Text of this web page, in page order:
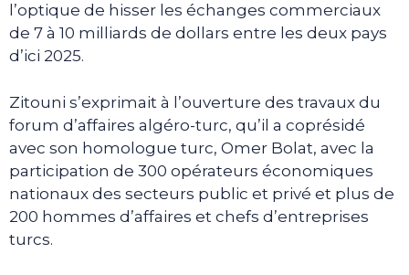
l’optique de hisser les échanges commerciaux
de 7 à 10 milliards de dollars entre les deux pays
d’ici 2025.
Zitouni s’exprimait à l’ouverture des travaux du
forum d’affaires algéro-turc, qu’il a coprésidé
avec son homologue turc, Omer Bolat, avec la
participation de 300 opérateurs économiques
nationaux des secteurs public et privé et plus de
200 hommes d’affaires et chefs d’entreprises
turcs.